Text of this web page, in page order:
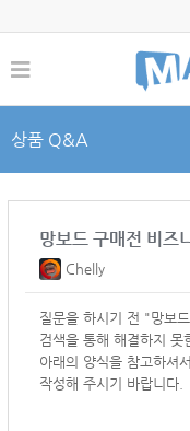
상품 Q&A
망보드 구매전 비즈
Chelly
질문을 하시기 전 "망보
검색을 통해 해결하지 못
아래의 양식을 참고하셔서
작성해 주시기 바랍니다.